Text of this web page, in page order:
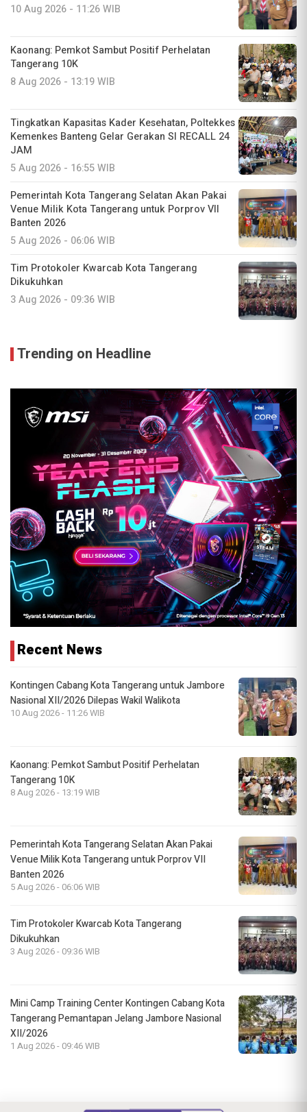
10 Aug 2026 - 11:26 WIB
Kaonang: Pemkot Sambut Positif Perhelatan
Tangerang 10K
8 Aug 2026 - 13:19 WIB
Tingkatkan Kapasitas Kader Kesehatan, Poltekkes
Kemenkes Banteng Gelar Gerakan SI RECALL 24
JAM
5 Aug 2026 - 16:55 WIB
Pemerintah Kota Tangerang Selatan Akan Pakai
Venue Milik Kota Tangerang untuk Porprov VII
Banten 2026
5 Aug 2026 - 06:06 WIB
Tim Protokoler Kwarcab Kota Tangerang
Dikukuhkan
3 Aug 2026 - 09:36 WIB
Trending on Headline
Recent News
Kontingen Cabang Kota Tangerang untuk Jambore
Nasional XII/2026 Dilepas Wakil Walikota
10 Aug 2026 - 11:26 WIB
Kaonang: Pemkot Sambut Positif Perhelatan
Tangerang 10K
8 Aug 2026 - 13:19 WIB
Pemerintah Kota Tangerang Selatan Akan Pakai
Venue Milik Kota Tangerang untuk Porprov VII
Banten 2026
5 Aug 2026 - 06:06 WIB
Tim Protokoler Kwarcab Kota Tangerang
Dikukuhkan
3 Aug 2026 - 09:36 WIB
Mini Camp Training Center Kontingen Cabang Kota
Tangerang Pemantapan Jelang Jambore Nasional
XII/2026
1 Aug 2026 - 09:46 WIB